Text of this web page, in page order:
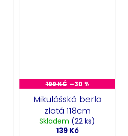
199 KČ –30 %
Mikulášská berla
zlatá 118cm
Skladem (22 ks)
139 Kč